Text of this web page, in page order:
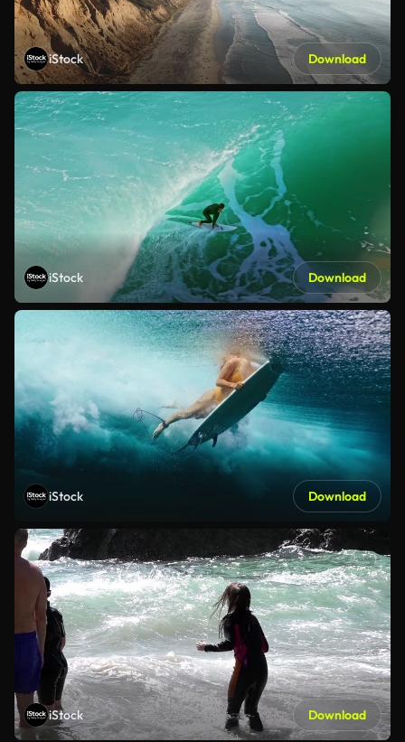
iStock Download
iStock Download
iStock Download
iStock Download